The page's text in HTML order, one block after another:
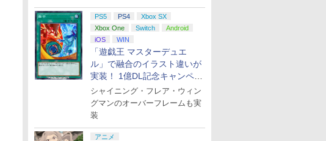
ト、エンドカードを公開！
PS5 PS4
Xbox SX
Xbox One
Switch
Android
iOS
WIN
「遊戯王 マスターデュエ
ル」で融合のイラスト違いが
実装！ 1億DL記念キャンペー
ン開催
シャイニング・フレア・ウィン
グマンのオーバーフレームも実
装
アニメ